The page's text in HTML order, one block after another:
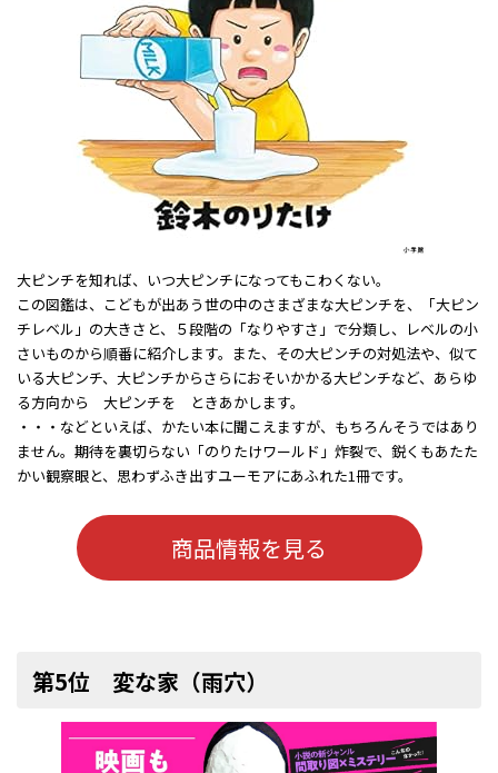
大ピンチを知れば、いつ大ピンチになってもこわくない。
この図鑑は、こどもが出あう世の中のさまざまな大ピンチを、「大ピン
チレベル」の大きさと、５段階の「なりやすさ」で分類し、レベルの小
さいものから順番に紹介します。また、その大ピンチの対処法や、似て
いる大ピンチ、大ピンチからさらにおそいかかる大ピンチなど、あらゆ
る方向から 大ピンチを ときあかします。
・・・などといえば、かたい本に聞こえますが、もちろんそうではあり
ません。期待を裏切らない「のりたけワールド」炸裂で、鋭くもあたた
かい観察眼と、思わずふき出すユーモアにあふれた1冊です。
商品情報を見る
第5位 変な家（雨穴）